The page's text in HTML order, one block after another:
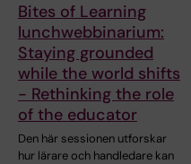
Bites of Learning
lunchwebbinarium:
Staying grounded
while the world shifts
- Rethinking the role
of the educator
Den här sessionen utforskar
hur lärare och handledare kan